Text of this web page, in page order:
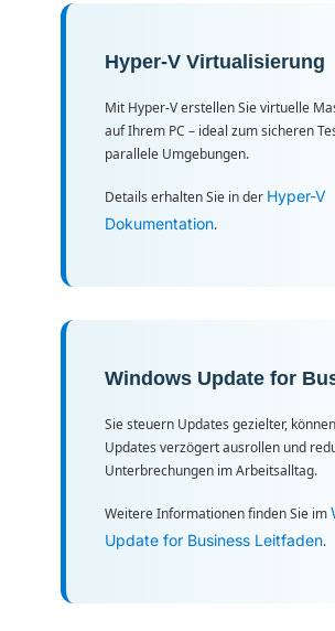
Hyper-V Virtualisierung
Mit Hyper-V erstellen Sie virtuelle
auf Ihrem PC – ideal zum sicheren
parallele Umgebungen.
Details erhalten Sie in der Hyper-V
Dokumentation.
Windows Update for
Sie steuern Updates gezielter,
Updates verzögert ausrollen und
Unterbrechungen im Arbeitsalltag.
Weitere Informationen finden Sie im
Update for Business Leitfaden.